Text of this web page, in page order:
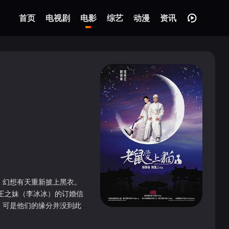
首页 电视剧 电影 综艺 动漫 资讯
想有天重新披上黑衣。
妹（李冰冰）的订婚信
是他们的缘分并没到此